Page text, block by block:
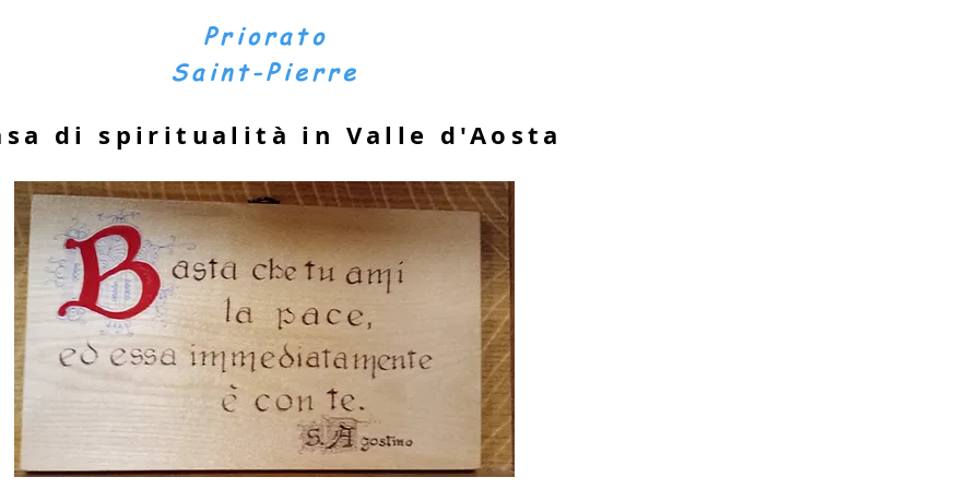
Priorato
Saint-Pierre
di spiritualità in Valle d'Aosta